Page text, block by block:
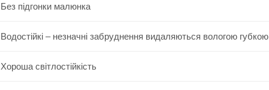
Без підгонки малюнка
Водостійкі – незначні забруднення видаляються вологою губкою
Хороша світлостійкість